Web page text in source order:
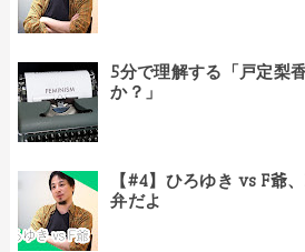
5分で理解する「戸定梨
か？」
【#4】ひろゆき vs F爺
弁だよ